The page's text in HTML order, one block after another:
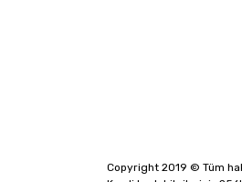
Copyright 2019 © Tüm